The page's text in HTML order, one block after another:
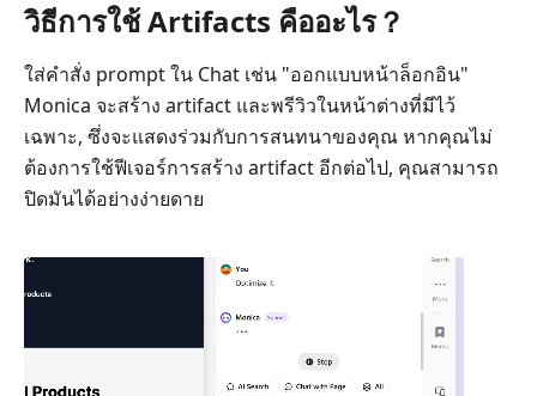
วิธีการใช้ Artifacts คืออะไร？
ใส่คำสั่ง prompt ใน Chat เช่น "ออกแบบหน้าล็อกอิน"
Monica จะสร้าง artifact และพรีวิวในหน้าต่างที่มีไว้
เฉพาะ, ซึ่งจะแสดงร่วมกับการสนทนาของคุณ หากคุณไม่
ต้องการใช้ฟีเจอร์การสร้าง artifact อีกต่อไป, คุณสามารถ
ปิดมันได้อย่างง่ายดาย